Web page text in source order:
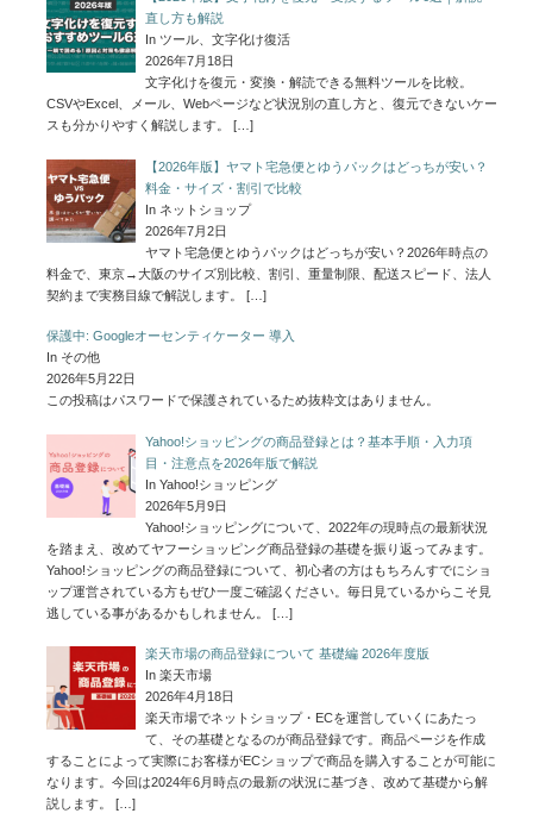
直し方も解説
In ツール、文字化け復活
2026年7月18日
文字化けを復元・変換・解読できる無料ツールを比較。
CSVやExcel、メール、Webページなど状況別の直し方と、復元できないケー
スも分かりやすく解説します。
[…]
【2026年版】ヤマト宅急便とゆうパックはどっちが安い？
料金・サイズ・割引で比較
In ネットショップ
2026年7月2日
ヤマト宅急便とゆうパックはどっちが安い？2026年時点の
料金で、東京→大阪のサイズ別比較、割引、重量制限、配送スピード、法人
契約まで実務目線で解説します。
[…]
保護中: Googleオーセンティケーター 導入
In その他
2026年5月22日
この投稿はパスワードで保護されているため抜粋文はありません。
Yahoo!ショッピングの商品登録とは？基本手順・入力項
目・注意点を2026年版で解説
In Yahoo!ショッピング
2026年5月9日
Yahoo!ショッピングについて、2022年の現時点の最新状況
を踏まえ、改めてヤフーショッピング商品登録の基礎を振り返ってみます。
Yahoo!ショッピングの商品登録について、初心者の方はもちろんすでにショ
ップ運営されている方もぜひ一度ご確認ください。毎日見ているからこそ見
逃している事があるかもしれません。
[…]
楽天市場の商品登録について 基礎編 2026年度版
In 楽天市場
2026年4月18日
楽天市場でネットショップ・ECを運営していくにあたっ
て、その基礎となるのが商品登録です。商品ページを作成
することによって実際にお客様がECショップで商品を購入することが可能に
なります。今回は2024年6月時点の最新の状況に基づき、改めて基礎から解
説します。
[…]